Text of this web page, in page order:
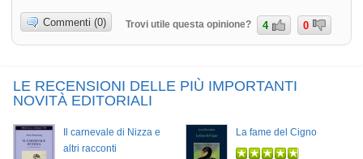
Commenti (0) Trovi utile questa opinione? 4 0
LE RECENSIONI DELLE PIÙ IMPORTANTI
NOVITÀ EDITORIALI
Il carnevale di Nizza e
altri racconti
La fame del Cigno